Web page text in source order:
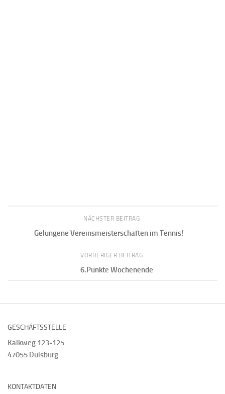
NÄCHSTER BEITRAG
Gelungene Vereinsmeisterschaften im Tennis!
VORHERIGER BEITRAG
6.Punkte Wochenende
GESCHÄFTSSTELLE
Kalkweg 123-125
47055 Duisburg
KONTAKTDATEN